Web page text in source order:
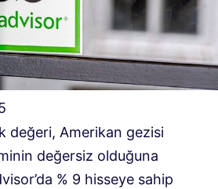
değeri, Amerikan gezisi
değersiz olduğuna
% 9 hisseye sahip